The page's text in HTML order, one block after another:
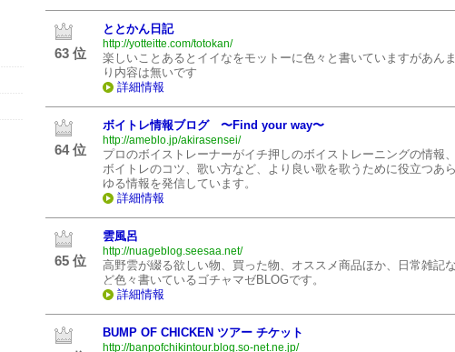
63 位
ととかん日記
http://yotteitte.com/totokan/
楽しいことあるとイイなをモットーに色々と書いていますがあんま
り内容は無いです
詳細情報
64 位
ボイトレ情報ブログ 〜Find your way〜
http://ameblo.jp/akirasensei/
プロのボイストレーナーがイチ押しのボイストレーニングの情報、
ボイトレのコツ、歌い方など、より良い歌を歌うために役立つあら
ゆる情報を発信しています。
詳細情報
65 位
雲風呂
http://nuageblog.seesaa.net/
高野雲が綴る欲しい物、買った物、オススメ商品ほか、日常雑記な
ど色々書いているゴチャマゼBLOGです。
詳細情報
BUMP OF CHICKEN ツアー チケット
http://banpofchikintour.blog.so-net.ne.jp/